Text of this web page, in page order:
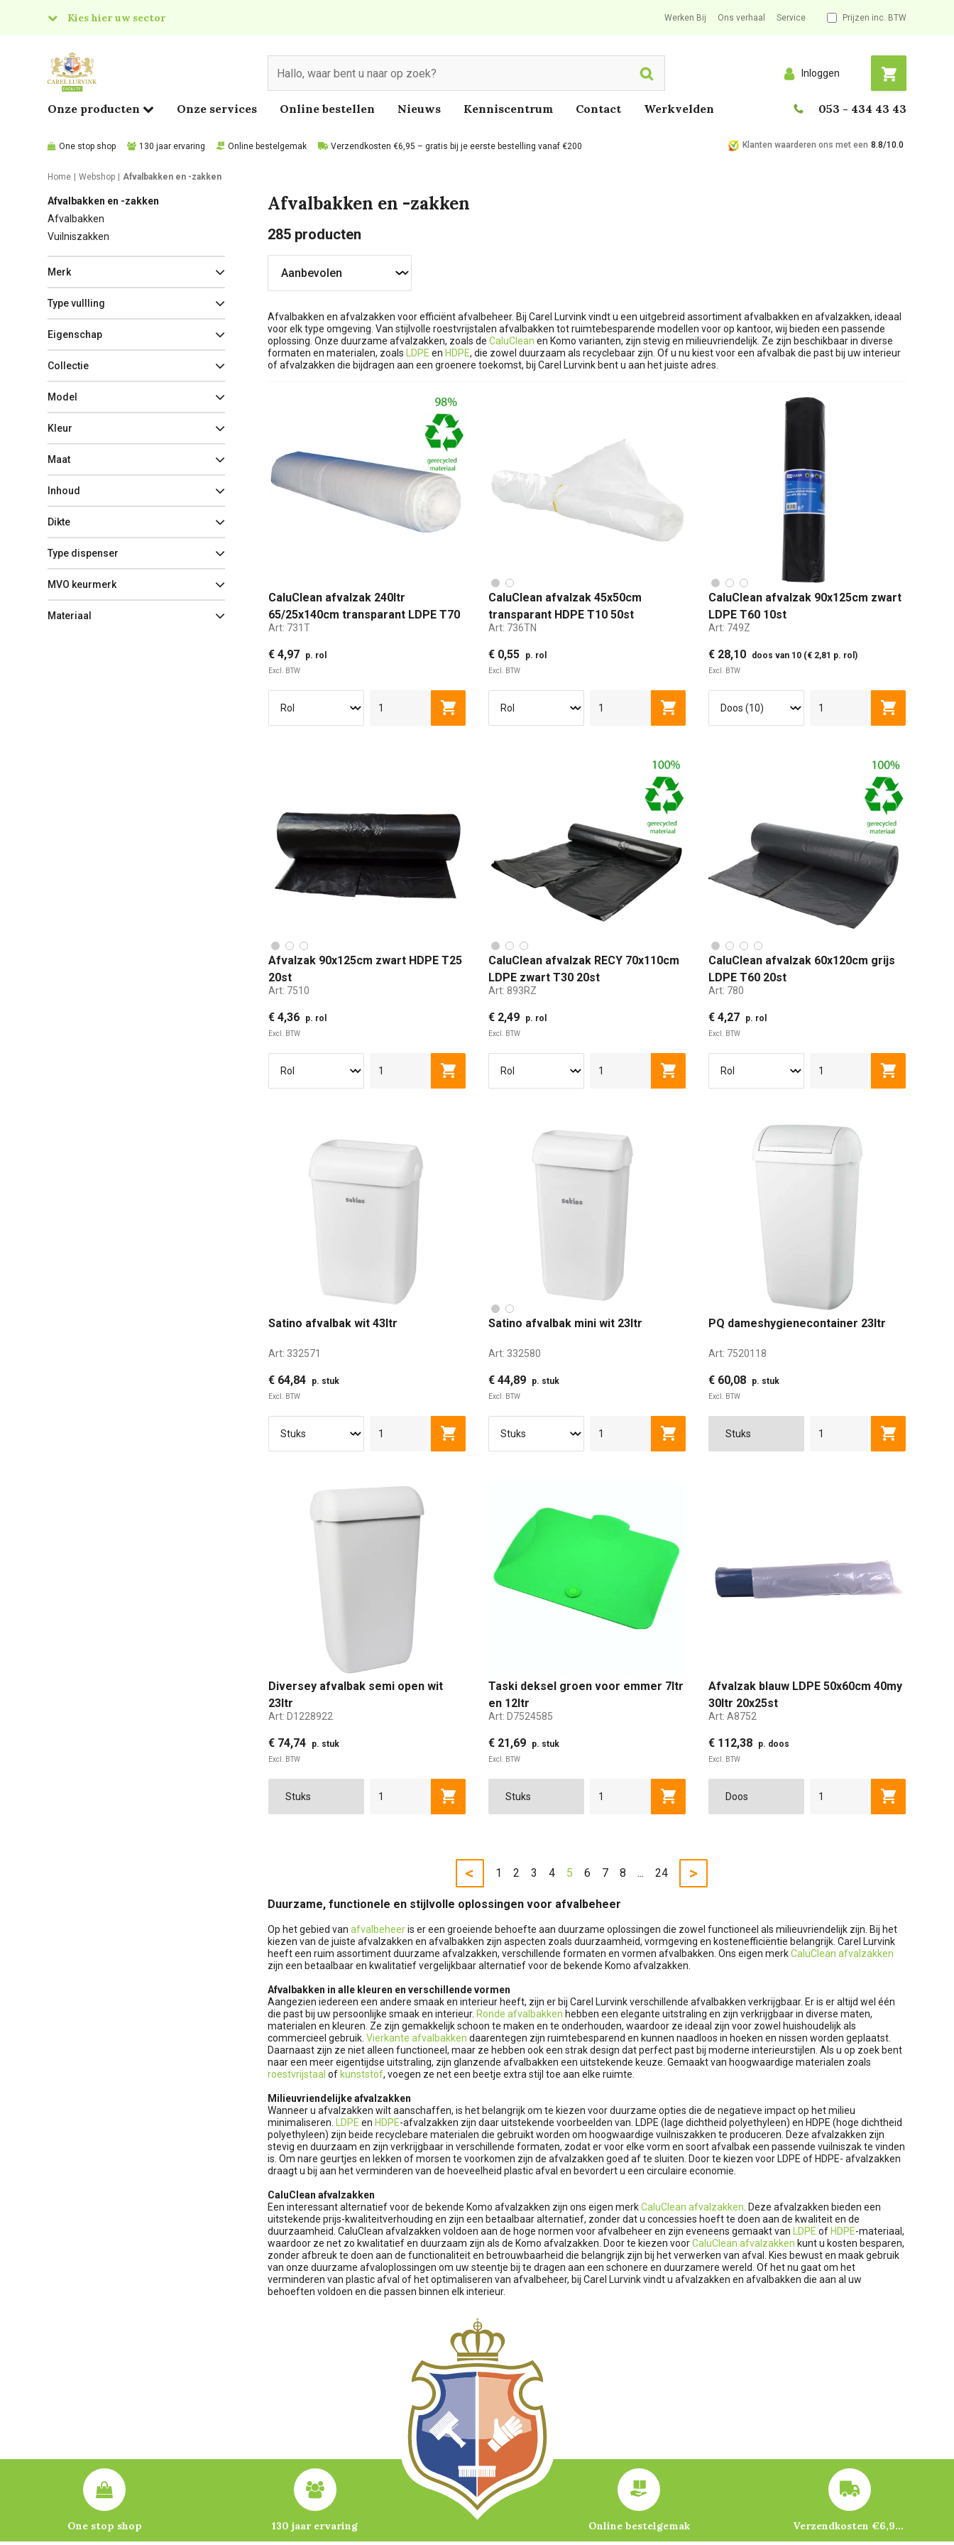
Kies hier uw sector
Food
Werken Bij Ons verhaal Service Prijzen inc. BTW
Search Inloggen
Onze producten Onze services Online bestellen Nieuws Kenniscentrum Contact Werkvelden 053 - 434 43 43
One stop shop 130 jaar ervaring Online bestelgemak Verzendkosten €6,95 – gratis bij je eerste bestelling vanaf €200 Klanten waarderen ons met een 8.8/10.0
Home Webshop Afvalbakken en -zakken
Afvalbakken en -zakken
Afvalbakken
Vuilniszakken
Merk
Type vullling
Eigenschap
Collectie
Model
Kleur
Maat
Inhoud
Dikte
Type dispenser
MVO keurmerk
Materiaal
Afvalbakken en -zakken
285 producten
Afvalbakken en afvalzakken voor efficiënt afvalbeheer. Bij Carel Lurvink vindt u een uitgebreid assortiment afvalbakken en afvalzakken, ideaal
voor elk type omgeving. Van stijlvolle roestvrijstalen afvalbakken tot ruimtebesparende modellen voor op kantoor, wij bieden een passende
oplossing. Onze duurzame afvalzakken, zoals de CaluClean en Komo varianten, zijn stevig en milieuvriendelijk. Ze zijn beschikbaar in diverse
formaten en materialen, zoals
LDPE en HDPE, die zowel duurzaam als recyclebaar zijn. Of u nu kiest voor een afvalbak die past bij uw interieur
of afvalzakken die bijdragen aan een groenere toekomst, bij Carel Lurvink bent u aan het juiste adres.
CaluClean afvalzak 240ltr
65/25x140cm transparant LDPE T70
10st
Art: 731T
€ 4,97 p. rol
Excl. BTW
Toevoegen aan winkelwagen
CaluClean afvalzak 45x50cm
transparant HDPE T10 50st
Art: 736TN
€ 0,55 p. rol
Excl. BTW
Toevoegen aan winkelwagen
CaluClean afvalzak 90x125cm zwart
LDPE T60 10st
Art: 749Z
€ 28,10 doos van 10 (€ 2,81 p. rol)
Excl. BTW
Toevoegen
Afvalzak 90x125cm zwart HDPE T25
20st
Art: 7510
€ 4,36 p. rol
Excl. BTW
Toevoegen aan winkelwagen
CaluClean afvalzak RECY 70x110cm
LDPE zwart T30 20st
Art: 893RZ
€ 2,49 p. rol
Excl. BTW
Toevoegen aan winkelwagen
CaluClean afvalzak 60x120cm grijs
LDPE T60 20st
Art: 780
€ 4,27 p. rol
Excl. BTW
Toevoegen
Satino afvalbak wit 43ltr
Art: 332571
€ 64,84 p. stuk
Excl. BTW
Toevoegen aan winkelwagen
Satino afvalbak mini wit 23ltr
Art: 332580
€ 44,89 p. stuk
Excl. BTW
Toevoegen aan winkelwagen
PQ dameshygienecontainer 23ltr
Art: 7520118
€ 60,08 p. stuk
Excl. BTW
Toevoegen
Diversey afvalbak semi open wit
23ltr
Art: D1228922
€ 74,74 p. stuk
Excl. BTW
Toevoegen aan winkelwagen
Taski deksel groen voor emmer 7ltr
en 12ltr
Art: D7524585
€ 21,69 p. stuk
Excl. BTW
Toevoegen aan winkelwagen
Afvalzak blauw LDPE 50x60cm 40my
30ltr 20x25st
Art: A8752
€ 112,38 p. doos
Excl. BTW
Toevoegen
< 1 2 3 4 5 6 7 8 ... 24 >
Duurzame, functionele en stijlvolle oplossingen voor afvalbeheer
Op het gebied van afvalbeheeris er een groeiende behoefte aan duurzame oplossingen die zowel functioneel als milieuvriendelijk zijn. Bij het
kiezen van de juiste afvalzakken en afvalbakken zijn aspecten zoals duurzaamheid, vormgeving en kostenefficiëntie belangrijk. Carel Lurvink
heeft een ruim assortiment duurzame afvalzakken, verschillende formaten en vormen afvalbakken. Ons eigen merkCaluClean afvalzakken
zijn een betaalbaar en kwalitatief vergelijkbaar alternatief voor de bekende Komo afvalzakken.
Afvalbakken in alle kleuren en verschillende vormen
Aangezien iedereen een andere smaak en interieur heeft, zijn er bij Carel Lurvink verschillende afvalbakken verkrijgbaar. Er is er altijd wel één
die past bij uw persoonlijke smaak en interieur. Ronde afvalbakken hebben een elegante uitstraling en zijn verkrijgbaar in diverse maten,
materialen en kleuren. Ze zijn gemakkelijk schoon te maken en te onderhouden, waardoor ze ideaal zijn voor zowel huishoudelijk als
commercieel gebruik. Vierkante afvalbakken daarentegen zijn ruimtebesparend en kunnen naadloos in hoeken en nissen worden geplaatst.
Daarnaast zijn ze niet alleen functioneel, maar ze hebben ook een strak design dat perfect past bij moderne interieurstijlen. Als u op zoek bent
naar een meer eigentijdse uitstraling, zijn glanzende afvalbakken een uitstekende keuze. Gemaakt van hoogwaardige materialen zoals
roestvrijstaal of kunststof, voegen ze net een beetje extra stijl toe aan elke ruimte.
Milieuvriendelijke afvalzakken
Wanneer u afvalzakken wilt aanschaffen, is het belangrijk om te kiezen voor duurzame opties die de negatieve impact op het milieu
minimaliseren.
LDPE en HDPE-afvalzakken zijn daar uitstekende voorbeelden van. LDPE (lage dichtheid polyethyleen) en HDPE (hoge dichtheid
polyethyleen) zijn beide recyclebare materialen die gebruikt worden om hoogwaardige vuilniszakken te produceren. Deze afvalzakken zijn
stevig en duurzaam en zijn verkrijgbaar in verschillende formaten, zodat er voor elke vorm en soort afvalbak een passende vuilniszak te vinden
is. Om nare geurtjes en lekken of morsen te voorkomen zijn de afvalzakken goed af te sluiten. Door te kiezen voor LDPE of HDPE- afvalzakken
draagt u bij aan het verminderen van de hoeveelheid plastic afval en bevordert u een circulaire economie.
CaluClean afvalzakken
Een interessant alternatief voor de bekende Komo afvalzakken zijn ons eigen merkCaluClean afvalzakken . Deze afvalzakken bieden een
uitstekende prijs-kwaliteitverhouding en zijn een betaalbaar alternatief, zonder dat u concessies hoeft te doen aan de kwaliteit en de
duurzaamheid. CaluClean afvalzakken voldoen aan de hoge normen voor afvalbeheer en zijn eveneens gemaakt van
LDPE of HDPE-materiaal,
waardoor ze net zo kwalitatief en duurzaam zijn als de Komo afvalzakken. Door te kiezen voorCaluClean afvalzakken kunt u kosten besparen,
zonder afbreuk te doen aan de functionaliteit en betrouwbaarheid die belangrijk zijn bij het verwerken van afval. Kies bewust en maak gebruik
van onze duurzame afvaloplossingen om uw steentje bij te dragen aan een schonere en duurzamere wereld. Of het nu gaat om het
verminderen van plastic afval of het optimaliseren van afvalbeheer, bij Carel Lurvink vindt u afvalzakken en afvalbakken die aan al uw
behoeften voldoen en die passen binnen elk interieur.
One stop shop 130 jaar ervaring Online bestelgemak Verzendkosten €6,95 – gratis bij je eerste bestelling vanaf €200